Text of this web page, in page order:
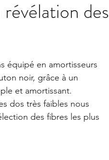
des
équipé en amortisseurs
noir, grâce à un
et amortissant.
dos très faibles nous
des fibres les plus